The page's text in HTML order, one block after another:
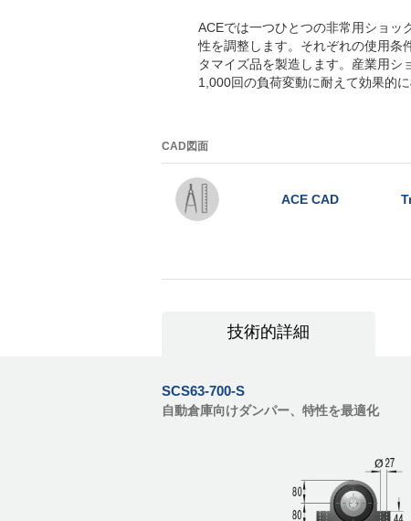
ACEでは一つひとつの非常用ショッ
性を調整します。それぞれの使用条
タマイズ品を製造します。産業用シ
1,000回の負荷変動に耐えて効果的
CAD図面
ACE CAD
技術的詳細
SCS63-700-S
自動倉庫向けダンパー、特性を最適化